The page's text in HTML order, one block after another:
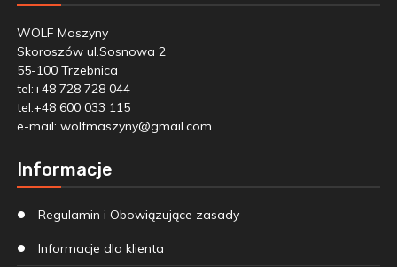
WOLF Maszyny
Skoroszów ul.Sosnowa 2
55-100 Trzebnica
tel:+48 728 728 044
tel:+48 600 033 115
e-mail: wolfmaszyny@gmail.com
Informacje
Regulamin i Obowiązujące zasady
Informacje dla klienta